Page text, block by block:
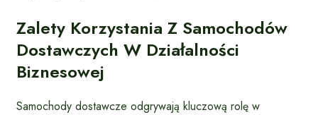
Zalety Korzystania Z Samochodów
Dostawczych W Działalności
Biznesowej
Samochody dostawcze odgrywają kluczową rolę w